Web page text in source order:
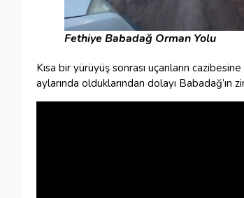
Fethiye Babadağ Orman Yolu
Kısa bir yürüyüş sonrası uçanların
aylarında olduklarından dolayı